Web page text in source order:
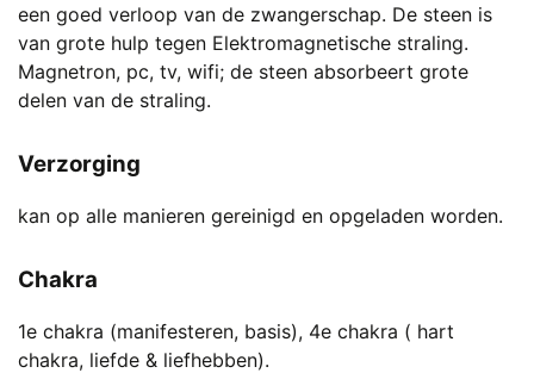
een goed verloop van de zwangerschap. De steen is
van grote hulp tegen Elektromagnetische straling.
Magnetron, pc, tv, wifi; de steen absorbeert grote
delen van de straling.
Verzorging
kan op alle manieren gereinigd en opgeladen worden.
Chakra
1e chakra (manifesteren, basis), 4e chakra ( hart
chakra, liefde & liefhebben).